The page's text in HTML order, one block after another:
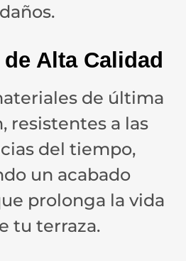
daños.
Alta Calidad
de última
resistentes a las
del tiempo,
un acabado
prolonga la vida
tu terraza.